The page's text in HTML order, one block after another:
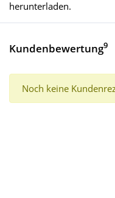
herunterladen.
Kundenbewertung9
Noch keine